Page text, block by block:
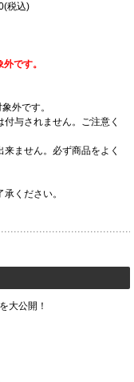
税込)
です。
外です。
与されません。ご注意く
ません。必ず商品をよく
ください。
大公開！